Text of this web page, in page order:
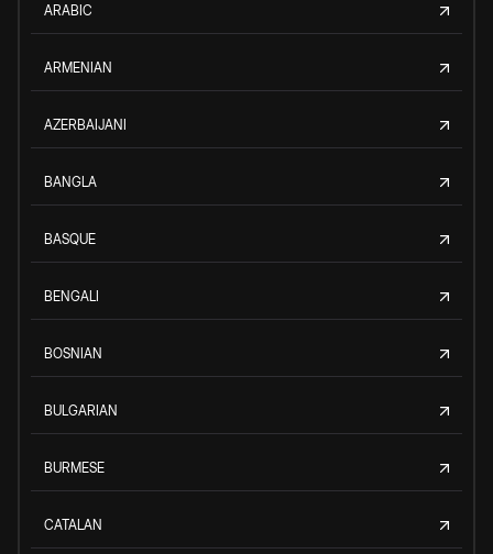
ARABIC
ARMENIAN
AZERBAIJANI
BANGLA
BASQUE
BENGALI
BOSNIAN
BULGARIAN
BURMESE
CATALAN